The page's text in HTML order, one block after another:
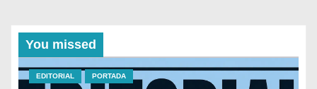
You missed
EDITORIAL PORTADA